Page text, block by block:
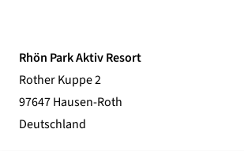
Rhön Park Aktiv Resort
Rother Kuppe 2
97647 Hausen-Roth
Deutschland